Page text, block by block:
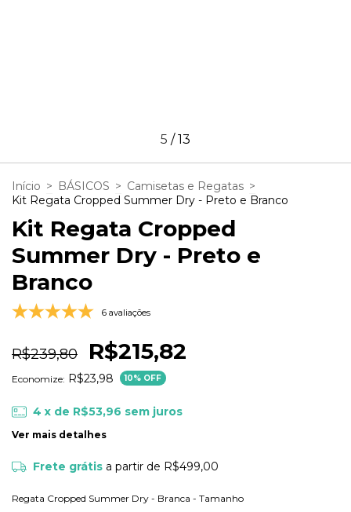
5 /13
Início > BÁSICOS > Camisetas e Regatas >
Kit Regata Cropped Summer Dry - Preto e Branco
Kit Regata Cropped
Summer Dry - Preto e
Branco
6 avaliações
R$239,80 R$215,82
Economize: R$23,98 10% OFF
4 x de R$53,96 sem juros
Ver mais detalhes
Frete grátis a partir de R$499,00
Regata Cropped Summer Dry - Branca - Tamanho